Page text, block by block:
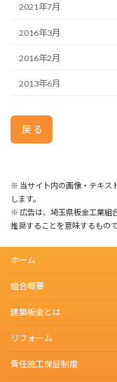
2021年7月
2016年3月
2016年2月
2013年6月
戻る
※ 当サイト内の画像・テキス
します。
※ 広告は、埼玉県板金工業組
推奨することを意味するもの
ホーム
組合概要
建築板金とは
リフォーム
責任施工保証制度